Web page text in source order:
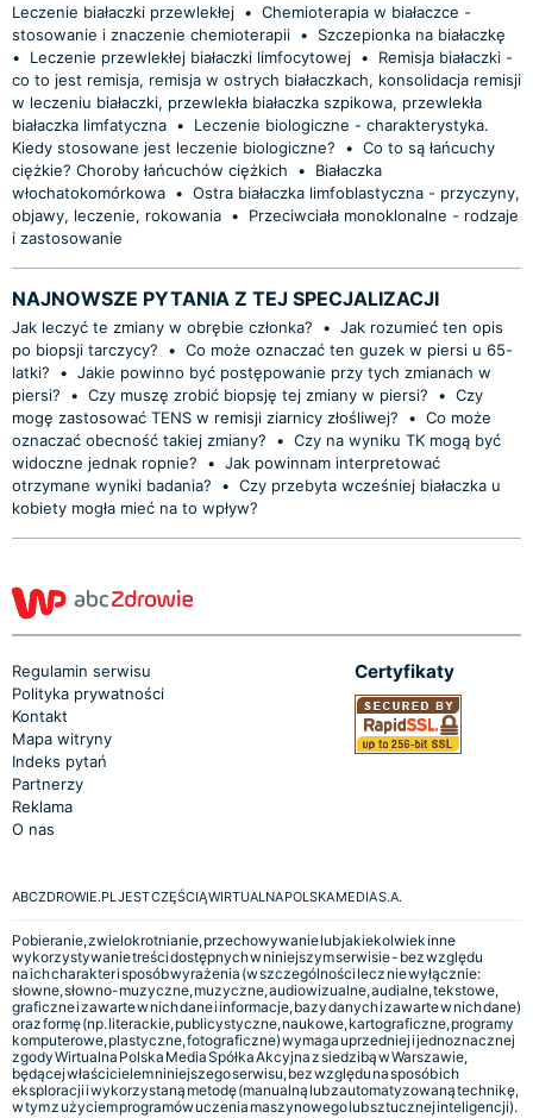
Leczenie białaczki przewlekłej • Chemioterapia w białaczce -
stosowanie i znaczenie chemioterapii •
Szczepionka na białaczkę
•
Leczenie przewlekłej białaczki limfocytowej •
Remisja białaczki -
co to jest remisja, remisja w ostrych białaczkach, konsolidacja remisji
w leczeniu białaczki, przewlekła białaczka szpikowa, przewlekła
białaczka limfatyczna •
Leczenie biologiczne - charakterystyka.
Kiedy stosowane jest leczenie biologiczne?
• Co to są łańcuchy
ciężkie? Choroby łańcuchów ciężkich
•
Białaczka
włochatokomórkowa • Ostra białaczka limfoblastyczna - przyczyny,
objawy, leczenie, rokowania •
Przeciwciała monoklonalne - rodzaje
i zastosowanie
NAJNOWSZE PYTANIA Z TEJ SPECJALIZACJI
Jak leczyć te zmiany w obrębie członka? • Jak rozumieć ten opis
po biopsji tarczycy?
• Co może oznaczać ten guzek w piersi u 65-
latki?
• Jakie powinno być postępowanie przy tych zmianach w
piersi?
• Czy muszę zrobić biopsję tej zmiany w piersi? • Czy
mogę zastosować TENS w remisji ziarnicy złośliwej?
• Co może
oznaczać obecność takiej zmiany?
• Czy na wyniku TK mogą być
widoczne jednak ropnie?
• Jak powinnam interpretować
otrzymane wyniki badania?
• Czy przebyta wcześniej białaczka u
kobiety mogła mieć na to wpływ?
Regulamin serwisu
Polityka prywatności
Kontakt
Mapa witryny
Indeks pytań
Partnerzy
Reklama
O nas
Certyfikaty
ABCZDROWIE.PL JEST CZĘŚCIĄ WIRTUALNA POLSKA MEDIA S.A.
Pobieranie, zwielokrotnianie, przechowywanie lub jakiekolwiek inne
wykorzystywanie treści dostępnych w niniejszym serwisie - bez względu
na ich charakter i sposób wyrażenia (w szczególności lecz nie wyłącznie:
słowne, słowno-muzyczne, muzyczne, audiowizualne, audialne, tekstowe,
graficzne i zawarte w nich dane i informacje, bazy danych i zawarte w nich dane)
oraz formę (np. literackie, publicystyczne, naukowe, kartograficzne, programy
komputerowe, plastyczne, fotograficzne) wymaga uprzedniej i jednoznacznej
zgody Wirtualna Polska Media Spółka Akcyjna z siedzibą w Warszawie,
będącej właścicielem niniejszego serwisu, bez względu na sposób ich
eksploracji i wykorzystaną metodę (manualną lub zautomatyzowaną technikę,
w tym z użyciem programów uczenia maszynowego lub sztucznej inteligencji).